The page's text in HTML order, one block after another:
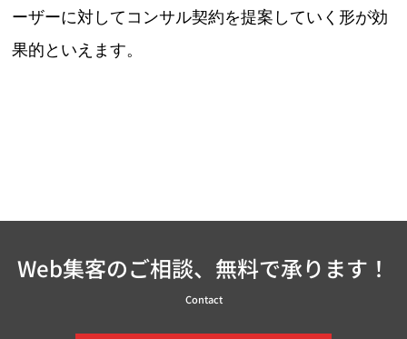
ーザーに対してコンサル契約を提案していく形が効
果的といえます。
Web集客のご相談、無料で承ります！
Contact